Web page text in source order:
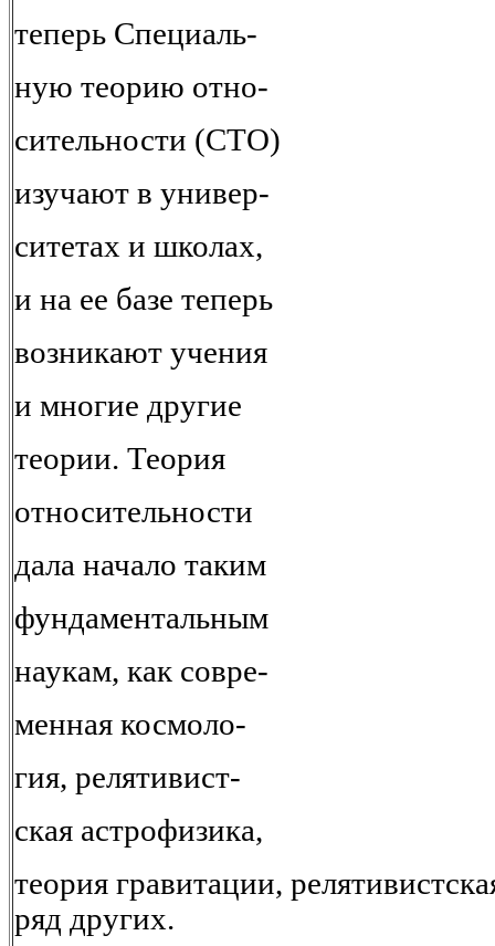
теперь Специаль-
ную теорию отно-
сительности (СТО)
изучают в универ-
ситетах и школах,
и на ее базе теперь
возникают учения
и многие другие
теории. Теория
относительности
дала начало таким
фундаментальным
наукам, как совре-
менная космоло-
гия, релятивист-
ская астрофизика,
теория гравитации,
ряд других.